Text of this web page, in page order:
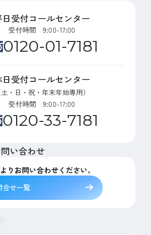
日受付コールセンター
受付時間 9:00-17:00
0120-01-7181
日受付コールセンター
土・日・祝・年末年始専用）
受付時間 9:00-17:00
0120-33-7181
い合わせ
りお問い合わせください。
合せ一覧